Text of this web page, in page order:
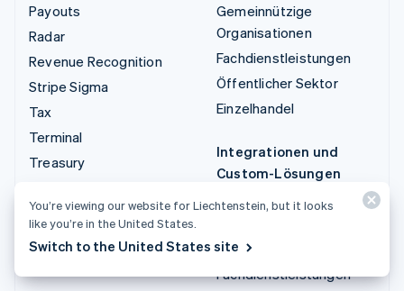
Payouts
Radar
Revenue Recognition
Stripe Sigma
Tax
Terminal
Treasury
Gemeinnützige
Organisationen
Fachdienstleistungen
Öffentlicher Sektor
Einzelhandel
Integrationen und
Custom-Lösungen
Stripe App-Marktplatz
Ecosystem
Fachdienstleistungen
You’re viewing our website for Liechtenstein, but it looks
like you’re in the United States.
Switch to the United States site